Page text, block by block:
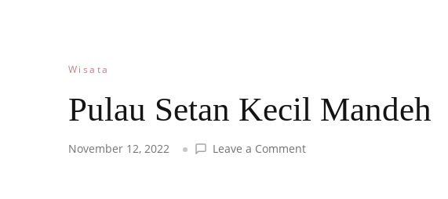
Wisata
Pulau Setan Kecil Mandeh
November 12, 2022 Leave a Commenton